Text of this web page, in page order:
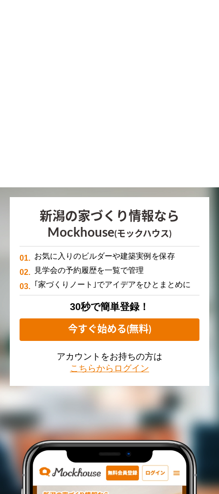
新潟の家づくり情報なら
Mockhouse(モックハウス)
お気に入りのビルダーや建築実例を保存
見学会の予約履歴を一覧で管理
｢家づくりノート｣でアイデアをひとまとめに
30秒で簡単登録！
今すぐ始める(無料)
アカウントをお持ちの方は
こちらからログイン